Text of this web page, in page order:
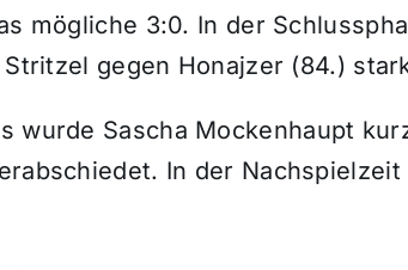
mögliche 3:0. In der
gegen Honajzer (84.)
wurde Sascha Mockenhaupt
In der